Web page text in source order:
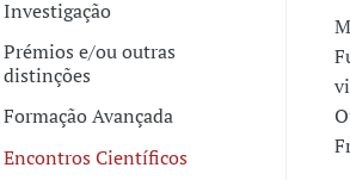
Investigação
Prémios e/ou outras
distinções
Formação Avançada
Encontros Científicos